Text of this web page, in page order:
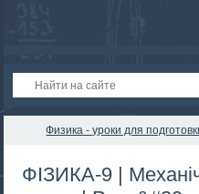
Физика - уроки для
ФІЗИКА-9 |